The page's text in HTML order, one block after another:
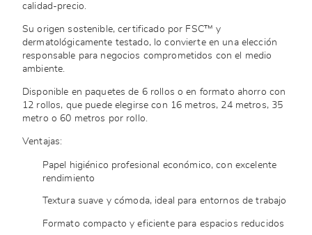
calidad-precio.
Su origen sostenible, certificado por FSC™ y
dermatológicamente testado, lo convierte en una elección
responsable para negocios comprometidos con el medio
ambiente.
Disponible en paquetes de 6 rollos o en formato ahorro con
12 rollos, que puede elegirse con 16 metros, 24 metros, 35
metro o 60 metros por rollo.
Ventajas:
Papel higiénico profesional económico, con excelente
rendimiento
Textura suave y cómoda, ideal para entornos de trabajo
Formato compacto y eficiente para espacios reducidos